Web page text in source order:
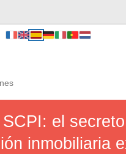
el
inmobiliaria